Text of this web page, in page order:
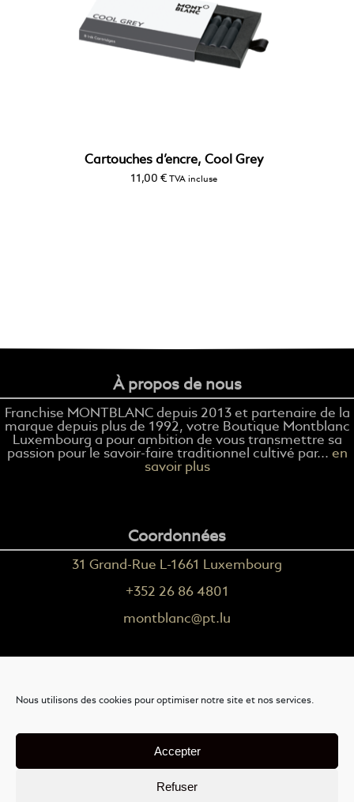
Nous utilisons des cookies pour optimiser notre site et nos services.
Accepter
Refuser
Cartouches d’encre, Cool Grey
11,00 € TVA incluse
À propos de nous
Franchise MONTBLANC depuis 2013 et partenaire de la
marque depuis plus de 1992, votre Boutique Montblanc
Luxembourg a pour ambition de vous transmettre sa
passion pour le savoir-faire traditionnel cultivé par... en
savoir plus
Coordonnées
31 Grand-Rue L-1661 Luxembourg
+352 26 86 4801
montblanc@pt.lu
Mention légales